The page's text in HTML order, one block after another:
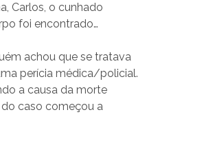
Carlos, o cunhado
foi encontrado…
achou que se tratava
perícia médica/policial.
a causa da morte
caso começou a